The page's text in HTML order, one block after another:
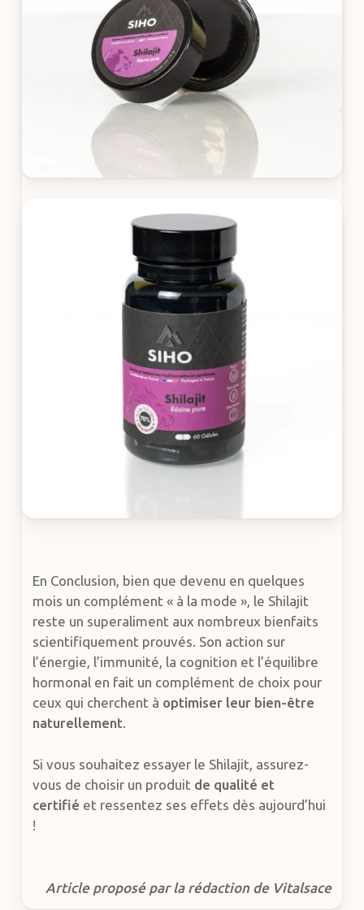
En Conclusion, bien que devenu en quelques
mois un complément « à la mode », le Shilajit
reste un superaliment aux nombreux bienfaits
scientifiquement prouvés. Son action sur
l’énergie, l’immunité, la cognition et l’équilibre
hormonal en fait un complément de choix pour
ceux qui cherchent à optimiser leur bien-être
naturellement.
Si vous souhaitez essayer le Shilajit, assurez-
vous de choisir un produit de qualité et
certifié et ressentez ses effets dès aujourd’hui
!
Article proposé par la rédaction de Vitalsace